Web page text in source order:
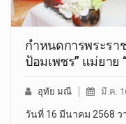
กำหนดการพระร
ป้อมเพชร” แม่ยาย
อุทัย มณี มี.ค.
วันที่ 16 มีนาคม 2568